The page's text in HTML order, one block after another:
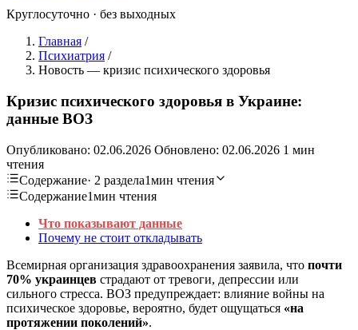
Круглосуточно · без выходных
Главная /
Психиатрия /
Новость — кризис психического здоровья
Кризис психического здоровья в Украине:
данные ВОЗ
Опубликовано: 02.06.2026 Обновлено: 02.06.2026 1 мин
чтения
Содержание· 2 раздела1мин чтения
Содержание1мин чтения
Что показывают данные
Почему не стоит откладывать
Всемирная организация здравоохранения заявила, что почти
70% украинцев страдают от тревоги, депрессии или
сильного стресса. ВОЗ предупреждает: влияние войны на
психическое здоровье, вероятно, будет ощущаться «на
протяжении поколений».